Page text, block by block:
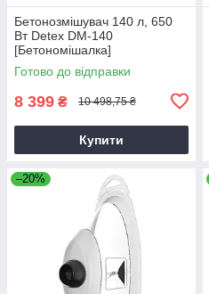
Бетонозмішувач 140 л, 650
Вт Detex DM-140
[Бетономішалка]
Готово до відправки
8 399 ₴ 10 498,75 ₴
Купити
–20%